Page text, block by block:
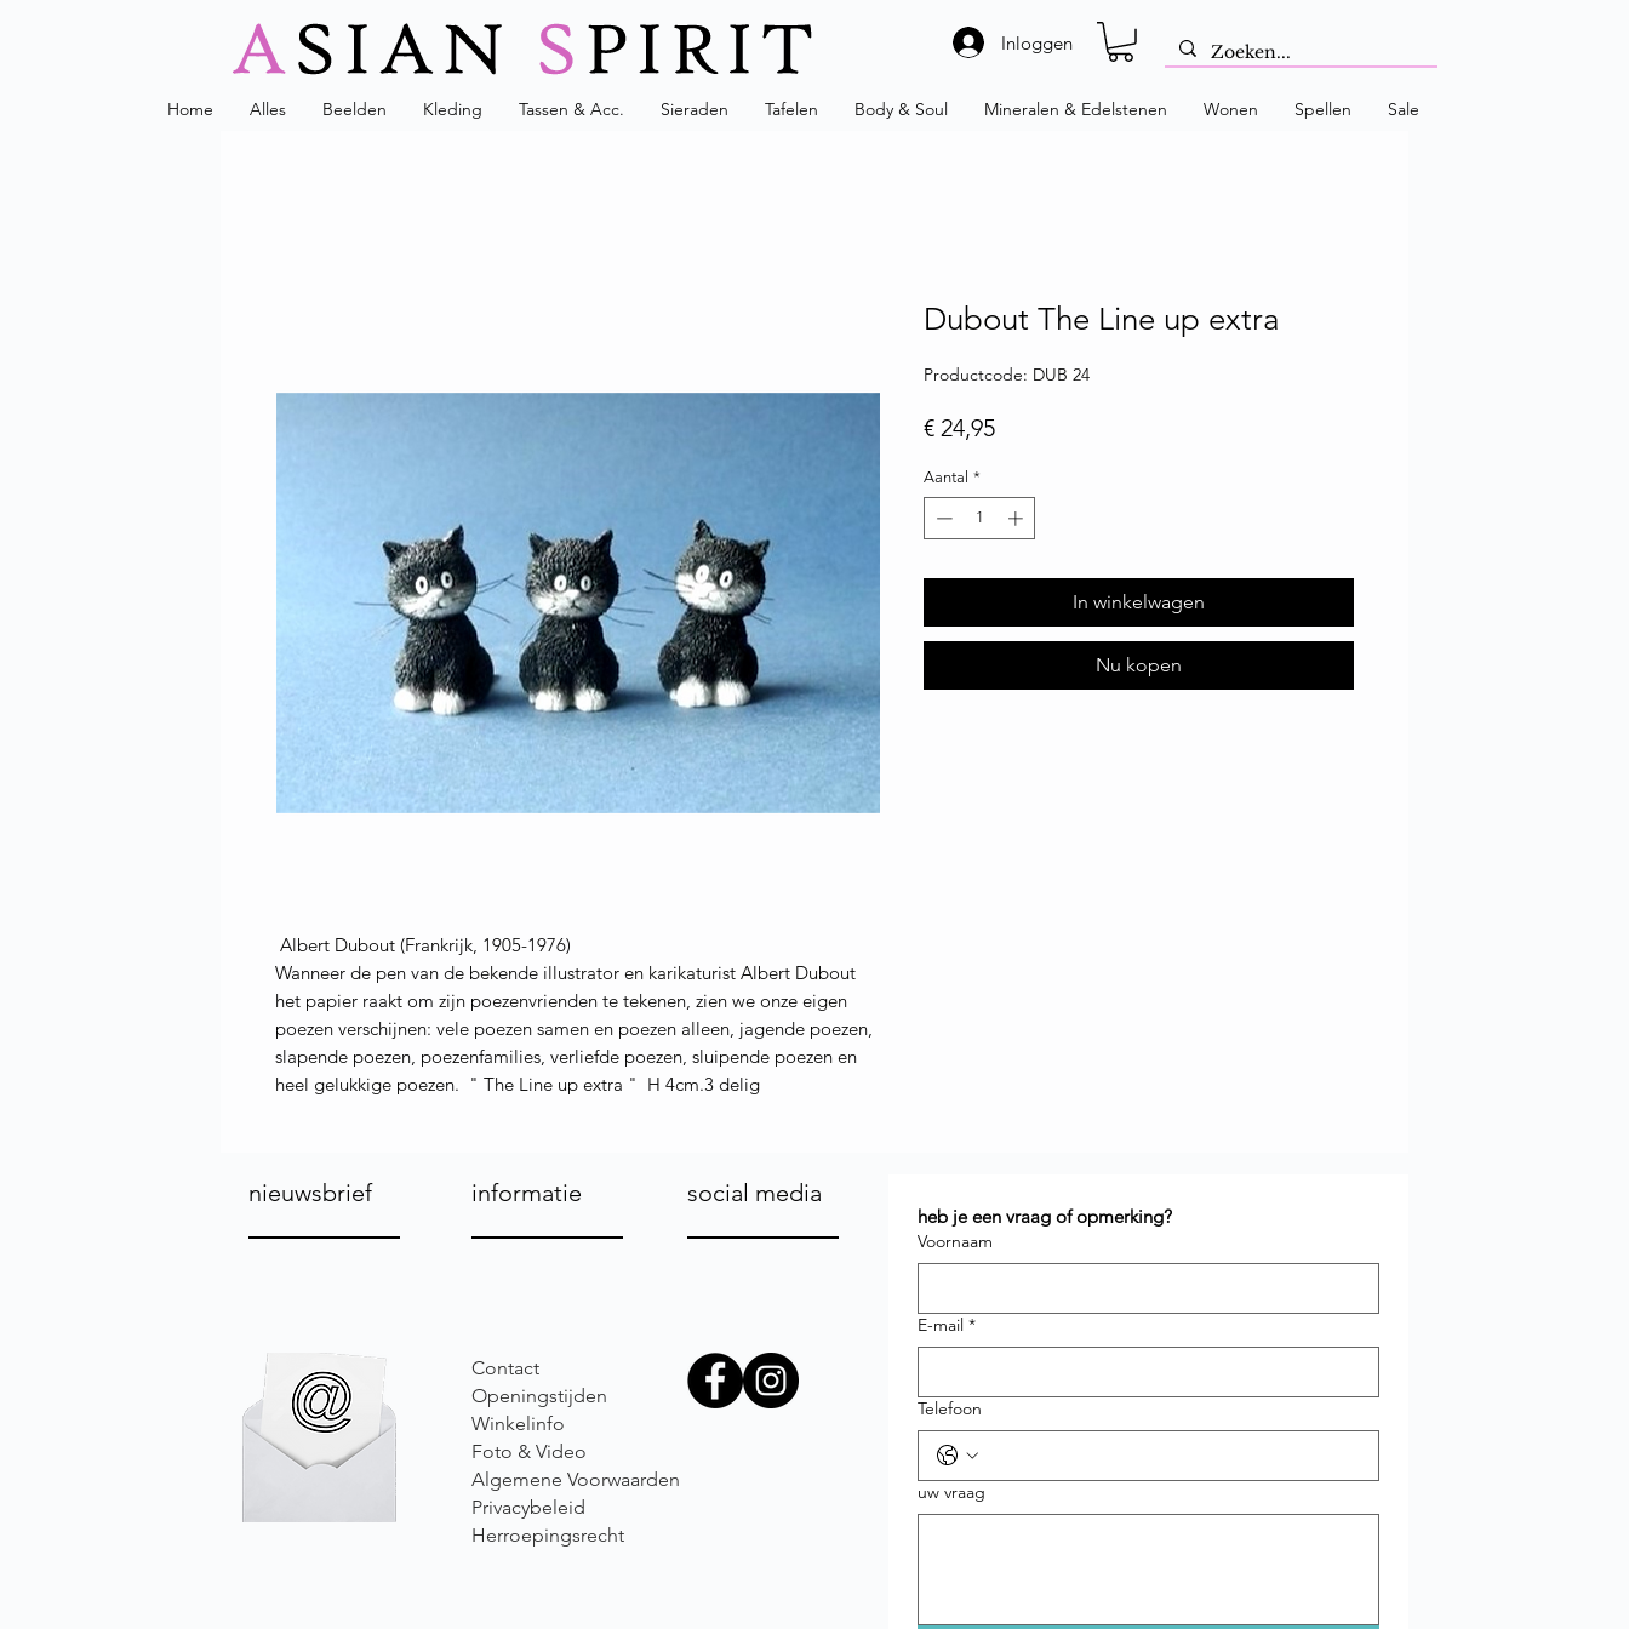
Inloggen
Home Alles Beelden Kleding Tassen & Acc. Sieraden Tafelen Body & Soul Mineralen & Edelstenen Wonen Spellen Sale
Albert Dubout (Frankrijk, 1905-1976)
Wanneer de pen van de bekende illustrator en karikaturist Albert Dubout
het papier raakt om zijn poezenvrienden te tekenen, zien we onze eigen
poezen verschijnen: vele poezen samen en poezen alleen, jagende poezen,
slapende poezen, poezenfamilies, verliefde poezen, sluipende poezen en
heel gelukkige poezen. " The Line up extra " H 4cm.3 delig
Dubout The Line up extra
Productcode: DUB 24
€ 24,95Prijs
Aantal *
In winkelwagen
Nu kopen
nieuwsbrief informatie social media
Contact
Openingstijden
Winkelinfo
Foto & Video
Algemene Voorwaarden
Privacybeleid
Herroepingsrecht
heb je een vraag of opmerking?
Voornaam
E-mail *
Telefoon
uw vraag